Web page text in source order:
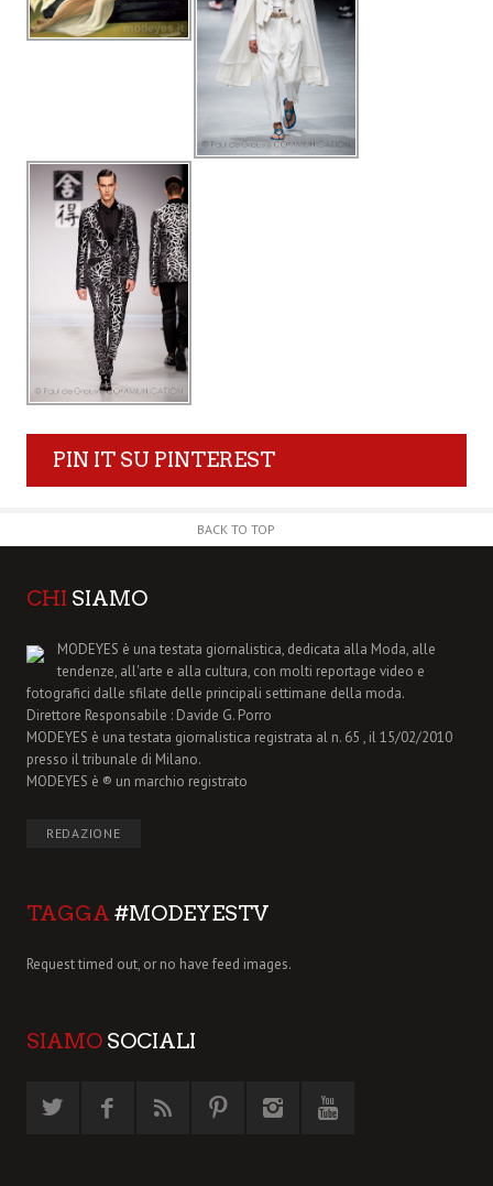
PIN IT SU PINTEREST
BACK TO TOP
CHI SIAMO
MODEYES è una testata giornalistica, dedicata alla Moda, alle
tendenze, all'arte e alla cultura, con molti reportage video e
fotografici dalle sfilate delle principali settimane della moda.
Direttore Responsabile : Davide G. Porro
MODEYES è una testata giornalistica registrata al n. 65 , il 15/02/2010
presso il tribunale di Milano.
MODEYES è ® un marchio registrato
REDAZIONE
TAGGA #MODEYESTV
Request timed out, or no have feed images.
SIAMO SOCIALI